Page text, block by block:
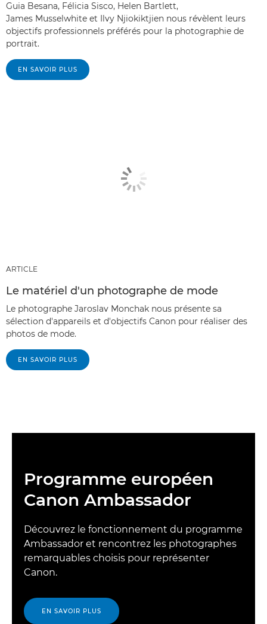
Guia Besana, Félicia Sisco, Helen Bartlett,
James Musselwhite et Ilvy Njiokiktjien nous révèlent leurs
objectifs professionnels préférés pour la photographie de
portrait.
EN SAVOIR PLUS
ARTICLE
Le matériel d'un photographe de mode
Le photographe Jaroslav Monchak nous présente sa
sélection d'appareils et d'objectifs Canon pour réaliser des
photos de mode.
EN SAVOIR PLUS
Programme européen
Canon Ambassador
Découvrez le fonctionnement du programme
Ambassador et rencontrez les photographes
remarquables choisis pour représenter
Canon.
EN SAVOIR PLUS